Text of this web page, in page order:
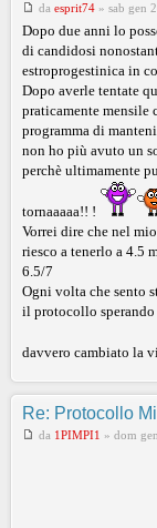
da esprit74 » sab gen
Dopo due anni lo
di candidosi
estroprogestinica in
Dopo averle tentate
praticamente mensile
programma di
non ho più avuto un
perchè ultimamente
tornaaaaa!! !
Vorrei dire che nel
riesco a tenerlo a 4.5
6.5/7
Ogni volta che sento
il protocollo
davvero cambiato la
Re: Protocollo
da 1PIMPI1 » dom